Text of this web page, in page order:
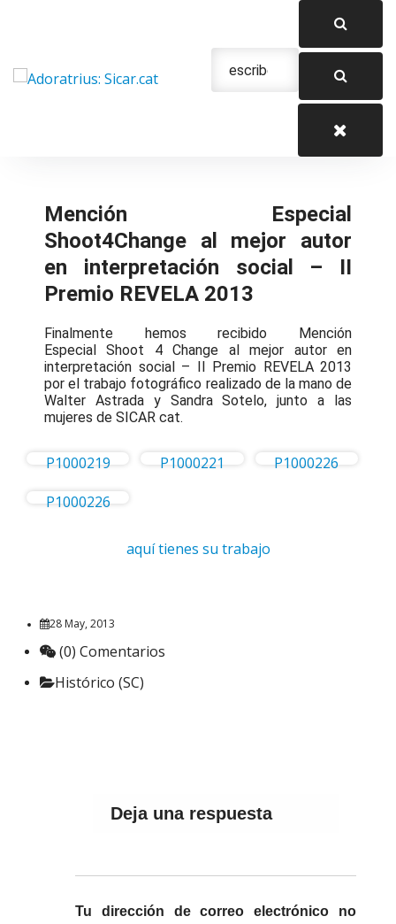
Mención Especial
Shoot4Change al mejor autor
en interpretación social – II
Premio REVELA 2013
Finalmente hemos recibido Mención
Especial Shoot 4 Change al mejor autor en
interpretación social – II Premio REVELA 2013
por el trabajo fotográfico realizado de la mano de
Walter Astrada y Sandra Sotelo, junto a las
mujeres de SICAR cat.
P1000219 P1000221
P1000226
P1000226
aquí tienes su trabajo
28 May, 2013
(0) Comentarios
Histórico (SC)
Deja una respuesta
Tu dirección de correo electrónico no